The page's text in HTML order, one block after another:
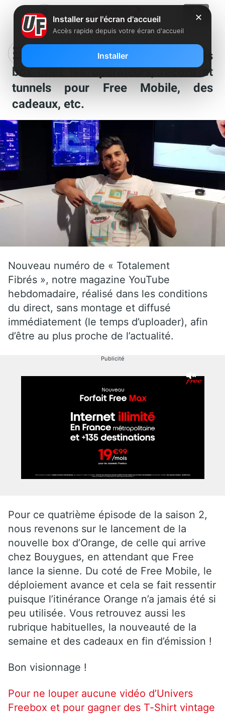
Totalement fibrés : des nouvelles
box chez les opérateurs, record et
tunnels pour Free Mobile, des
cadeaux, etc.
Nouveau numéro de « Totalement
Fibrés », notre magazine YouTube
hebdomadaire, réalisé dans les conditions
du direct, sans montage et diffusé
immédiatement (le temps d’uploader), afin
d’être au plus proche de l’actualité.
Publicité
Pour ce quatrième épisode de la saison 2,
nous revenons sur le lancement de la
nouvelle box d’Orange, de celle qui arrive
chez Bouygues, en attendant que Free
lance la sienne. Du coté de Free Mobile, le
déploiement avance et cela se fait ressentir
puisque l’itinérance Orange n’a jamais été si
peu utilisée. Vous retrouvez aussi les
rubrique habituelles, la nouveauté de la
semaine et des cadeaux en fin d’émission !
Bon visionnage !
Pour ne louper aucune vidéo d’Univers
Freebox et pour gagner des T-Shirt vintage
✕
Installer sur l'écran d'accueil
Accès rapide depuis votre écran d'accueil
Installer